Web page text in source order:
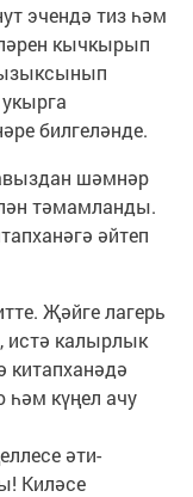
эчендә тиз һәм
кычкырып
билгеләнде.
шәмнәр
тәмамланды.
әйтеп
Җәйге лагерь
истә калырлык
китапханәдә
һәм күңел ачу
әти-
Киләсе